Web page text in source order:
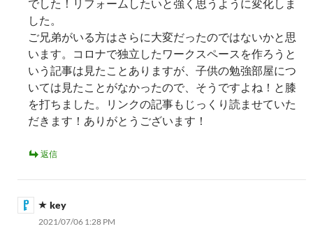
でした！リフォームしたいと強く思うように変化しま
した。
ご兄弟がいる方はさらに大変だったのではないかと思
います。コロナで独立したワークスペースを作ろうと
いう記事は見たことありますが、子供の勉強部屋につ
いては見たことがなかったので、そうですよね！と膝
を打ちました。リンクの記事もじっくり読ませていた
だきます！ありがとうございます！
返信
key
2021/07/06 1:28 PM